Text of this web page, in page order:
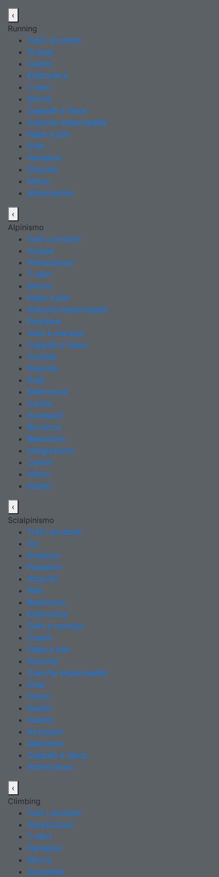
‹
Running
Tutti i prodotti
Scarpe
Calzini
Elettronica
T-shirt
Shorts
Cappelli e fasce
Giacche impermeabili
Felpe e pile
Gilet
Pantaloni
Giacche
Intimo
Attrezzatura
‹
Alpinismo
Tutti i prodotti
Scarpe
Attrezzatura
T-shirt
Shorts
Felpe e pile
Giacche impermeabili
Pantaloni
Zaini e marsupi
Cappelli e fasce
Occhiali
Giacche
Gilet
Elettronica
Caschi
Accessori
Borracce
Bastoncini
Integrazione
Calzini
Intimo
Guanti
‹
Scialpinismo
Tutti i prodotti
Sci
Scarponi
Pantaloni
Attacchi
Pelli
Bastoncini
Elettronica
Zaini e marsupi
Caschi
Felpe e pile
Giacche
Giacche impermeabili
Gilet
Intimo
Guanti
Calzini
Accessori
Maschere
Cappelli e fasce
Attrezzatura
‹
Climbing
Tutti i prodotti
Attrezzatura
T-shirt
Pantaloni
Shorts
Scarpette